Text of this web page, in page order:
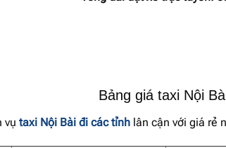
Bảng giá taxi Nội
vụ taxi Nội Bài đi các tỉnh lân cận với giá rẻ